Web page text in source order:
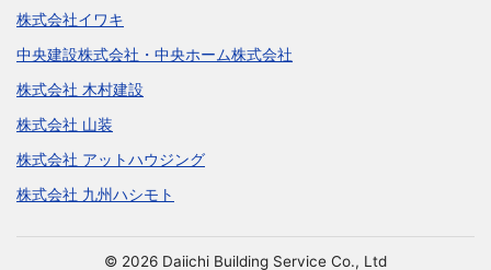
株式会社イワキ
中央建設株式会社・中央ホーム株式会社
株式会社 木村建設
株式会社 山装
株式会社 アットハウジング
株式会社 九州ハシモト
© 2026 Daiichi Building Service Co., Ltd